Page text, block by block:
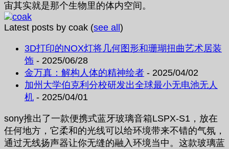
宙其实就是那个生物里的体内空间。
Latest posts by coak (see all )
3D打印的NOX灯将几何图形和珊瑚扭曲艺术居装
饰 - 2025/06/28
金万真：解构人体的精神绘者 - 2025/04/02
加州大学伯克利分校研发出全球最小无电池无人
机 - 2025/04/01
sony推出了一款便携式蓝牙玻璃音箱LSPX-S1，放在
任何地方，它柔和的光线可以给环境带来不错的气氛，
通过无线扬声器让你无缝的融入环境当中。这款玻璃蓝